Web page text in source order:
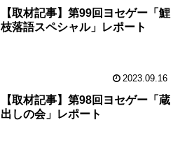
【取材記事】第99回ヨセゲー「鯉
枝落語スペシャル」レポート
2023.09.16
【取材記事】第98回ヨセゲー「蔵
出しの会」レポート